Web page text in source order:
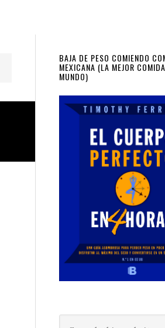
Primary
Sidebar
BAJA DE PESO COMIENDO
MEXICANA (LA MEJOR
MUNDO)